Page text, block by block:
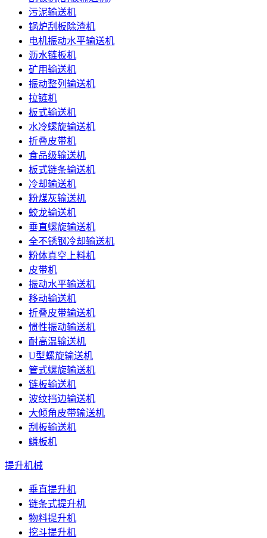
污泥输送机
锅炉刮板除渣机
电机振动水平输送机
沥水链板机
矿用输送机
振动整列输送机
拉链机
板式输送机
水冷螺旋输送机
折叠皮带机
食品级输送机
板式链条输送机
冷却输送机
粉煤灰输送机
蛟龙输送机
垂直螺旋输送机
全不锈钢冷却输送机
粉体真空上料机
皮带机
振动水平输送机
移动输送机
折叠皮带输送机
惯性振动输送机
耐高温输送机
U型螺旋输送机
管式螺旋输送机
链板输送机
波纹挡边输送机
大倾角皮带输送机
刮板输送机
鳞板机
提升机械
垂直提升机
链条式提升机
物料提升机
挖斗提升机